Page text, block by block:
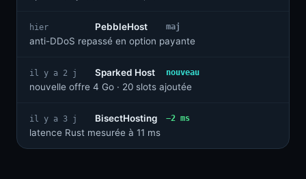
hier
PebbleHost
anti-DDoS repassé en option payante
maj
il y a 2 j
Sparked Host
nouvelle offre 4 Go · 20 slots ajoutée
nouveau
il y a 3 j
BisectHosting
latence Rust mesurée à 11 ms
−2 ms